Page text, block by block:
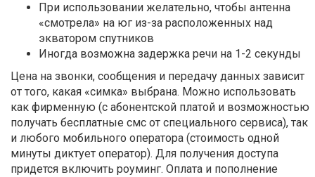
При использовании желательно, чтобы антенна
«смотрела» на юг из-за расположенных над
экватором спутников
Иногда возможна задержка речи на 1-2 секунды
Цена на звонки, сообщения и передачу данных зависит
от того, какая «симка» выбрана. Можно использовать
как фирменную (с абонентской платой и возможностью
получать бесплатные смс от специального сервиса), так
и любого мобильного оператора (стоимость одной
минуты диктует оператор). Для получения доступа
придется включить роуминг. Оплата и пополнение